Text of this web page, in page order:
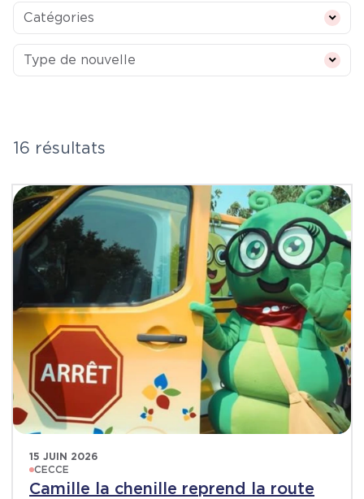
Categories
Catégories
Type de nouvelle
Type de nouvelle
16 résultats
15 JUIN 2026
CECCE
Camille la chenille reprend la route